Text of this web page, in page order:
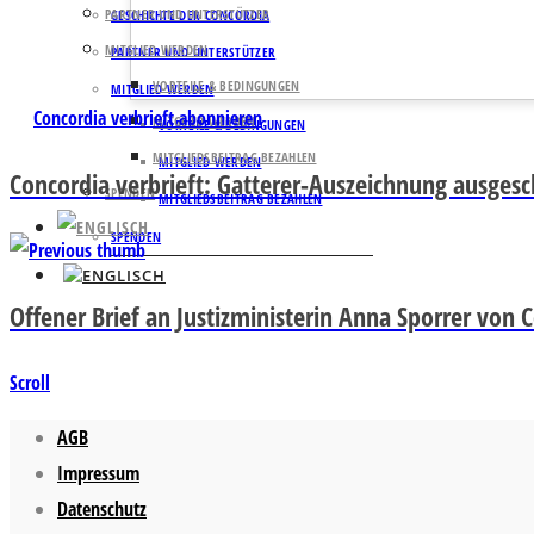
GESCHICHTE DER CONCORDIA
PARTNER UND UNTERSTÜTZER
MITGLIED WERDEN
VORTEILE & BEDINGUNGEN
MITGLIED WERDEN
MITGLIEDSBEITRAG BEZAHLEN
SPENDEN
PARTNER UND UNTERSTÜTZER
MITGLIED WERDEN
VORTEILE & BEDINGUNGEN
MITGLIED WERDEN
MITGLIEDSBEITRAG BEZAHLEN
SPENDEN
Concordia verbrieft abonnieren
Concordia verbrieft: Gatterer-Auszeichnung
Offener Brief an Justizministerin Anna Sporrer von
Scroll
AGB
Impressum
Datenschutz